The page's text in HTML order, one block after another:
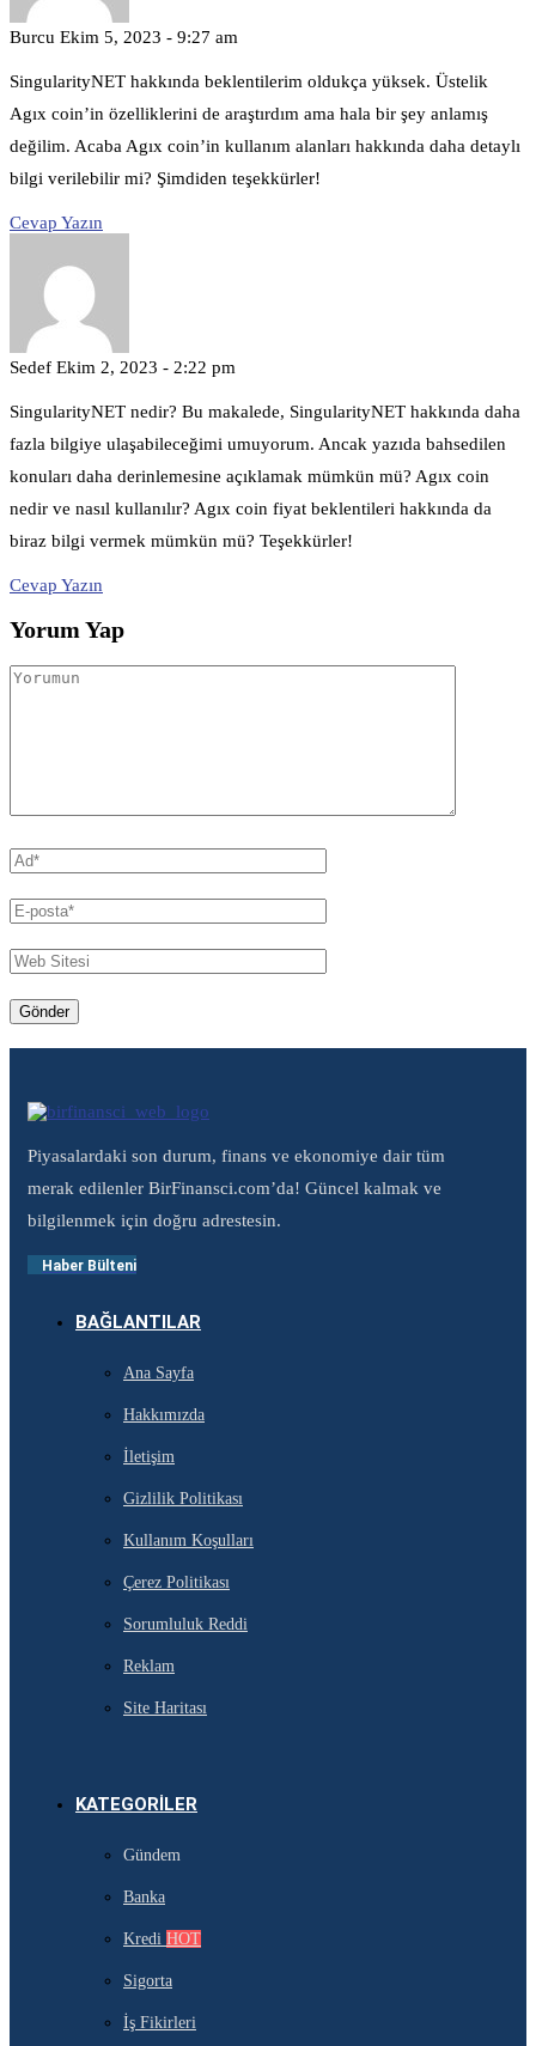
Burcu Ekim 5, 2023 - 9:27 am
SingularityNET hakkında beklentilerim oldukça yüksek. Üstelik
Agıx coin’in özelliklerini de araştırdım ama hala bir şey anlamış
değilim. Acaba Agıx coin’in kullanım alanları hakkında daha detaylı
bilgi verilebilir mi? Şimdiden teşekkürler!
Cevap Yazın
Sedef Ekim 2, 2023 - 2:22 pm
SingularityNET nedir? Bu makalede, SingularityNET hakkında daha
fazla bilgiye ulaşabileceğimi umuyorum. Ancak yazıda bahsedilen
konuları daha derinlemesine açıklamak mümkün mü? Agıx coin
nedir ve nasıl kullanılır? Agıx coin fiyat beklentileri hakkında da
biraz bilgi vermek mümkün mü? Teşekkürler!
Cevap Yazın
Yorum Yap
Piyasalardaki son durum, finans ve ekonomiye dair tüm
merak edilenler BirFinansci.com’da! Güncel kalmak ve
bilgilenmek için doğru adrestesin.
Haber Bülteni
BAĞLANTILAR
Ana Sayfa
Hakkımızda
İletişim
Gizlilik Politikası
Kullanım Koşulları
Çerez Politikası
Sorumluluk Reddi
Reklam
Site Haritası
KATEGORILER
Gündem
Banka
Kredi HOT
Sigorta
İş Fikirleri